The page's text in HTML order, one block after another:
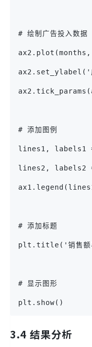
# 绘制广告投入数据
# 添加图例
lines1, labels1
lines2, labels2
# 添加标题
plt.title('销售额与
# 显示图形
plt.show()
3.4 结果分析